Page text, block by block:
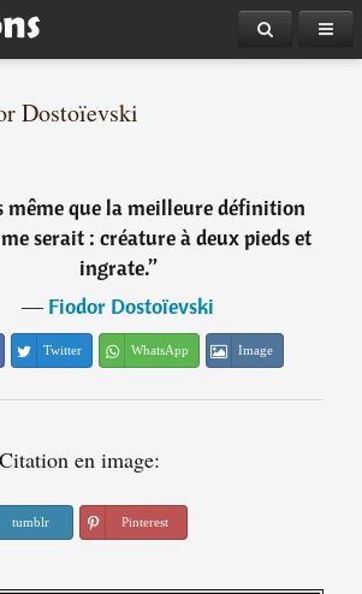
Dostoïevski
même que la meilleure définition
serait : créature à deux pieds et
ingrate.”
―Fiodor Dostoïevski
Twitter WhatsApp Image
Citation en image:
tumblr Pinterest